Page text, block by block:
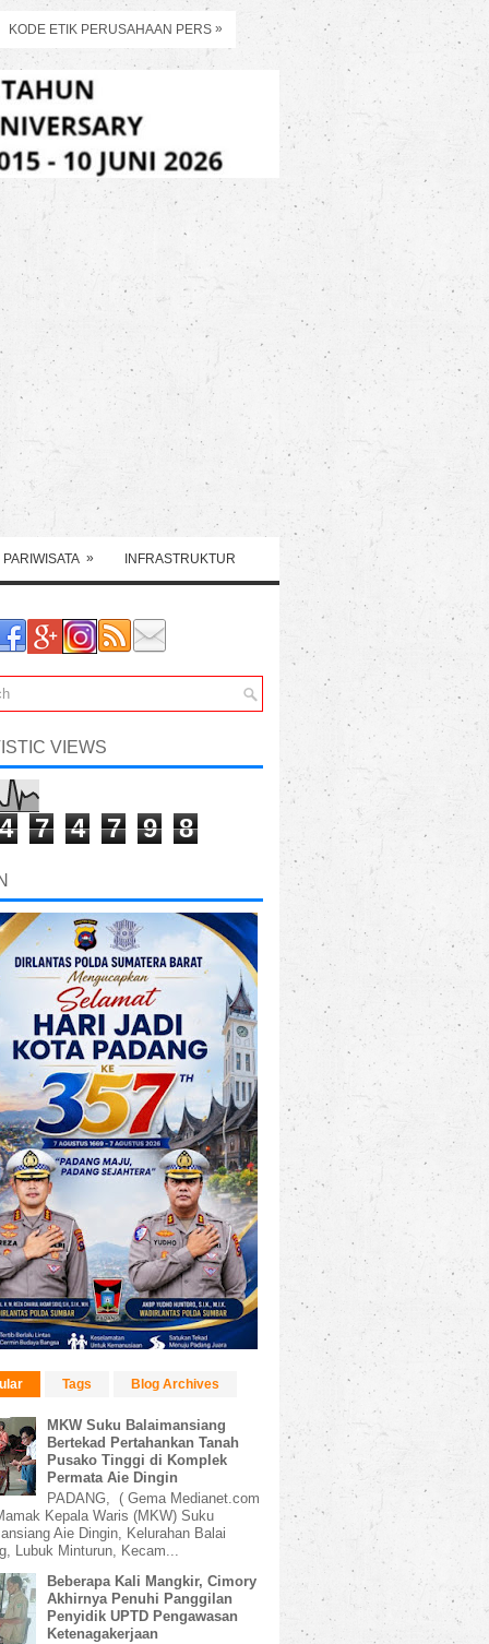
KODE ETIK PERUSAHAAN PERS »
PARIWISATA » INFRASTRUKTUR
VIEWS
7 4 7 9 8
Tags Blog Archives
MKW Suku Balaimansiang
Bertekad Pertahankan Tanah
Pusako Tinggi di Komplek
Permata Aie Dingin
PADANG, ( Gema Medianet.com
Kepala Waris (MKW) Suku
Aie Dingin, Kelurahan Balai
Lubuk Minturun, Kecam...
Beberapa Kali Mangkir, Cimory
Akhirnya Penuhi Panggilan
Penyidik UPTD Pengawasan
Ketenagakerjaan